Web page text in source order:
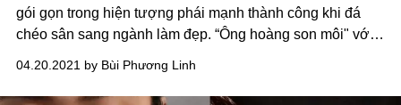
gói gọn trong hiện tượng phái mạnh thành công khi đá
chéo sân sang ngành làm đẹp. “Ông hoàng son môi" với
phong trong xu thế marketing mới của ngành làm đẹp.
04.20.2021 by Bùi Phương Linh